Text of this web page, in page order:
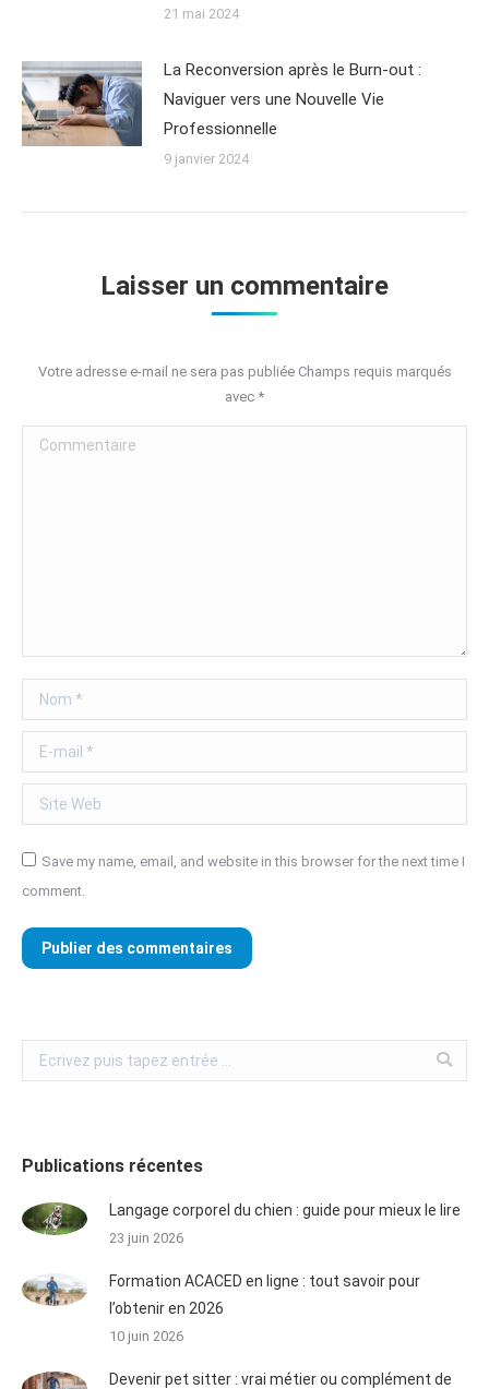
21 mai 2024
La Reconversion après le Burn-out :
Naviguer vers une Nouvelle Vie
Professionnelle
9 janvier 2024
Laisser un commentaire
Votre adresse e-mail ne sera pas publiée Champs requis marqués
avec *
Commentaire
Nom *
E-mail *
Site Web
Save my name, email, and website in this browser for the next time I
comment.
Publier des commentaires
Publications récentes
Langage corporel du chien : guide pour mieux le lire
23 juin 2026
Formation ACACED en ligne : tout savoir pour
l’obtenir en 2026
10 juin 2026
Devenir pet sitter : vrai métier ou complément de